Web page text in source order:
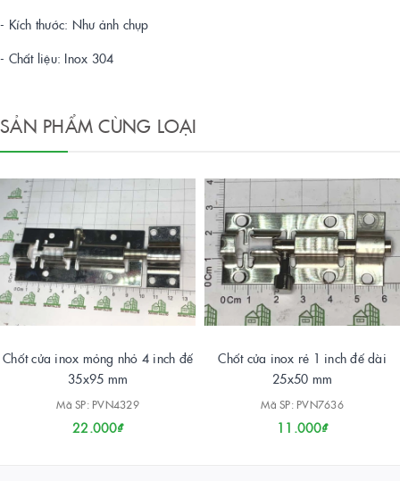
- Kích thước: Như ảnh chụp
- Chất liệu: Inox 304
SẢN PHẨM CÙNG LOẠI
Chốt cửa inox mỏng nhỏ 4 inch đế
35x95 mm
Mã SP: PVN4329
22.000₫
Chốt cửa inox rẻ 1 inch đế dài
25x50 mm
Mã SP: PVN7636
11.000₫